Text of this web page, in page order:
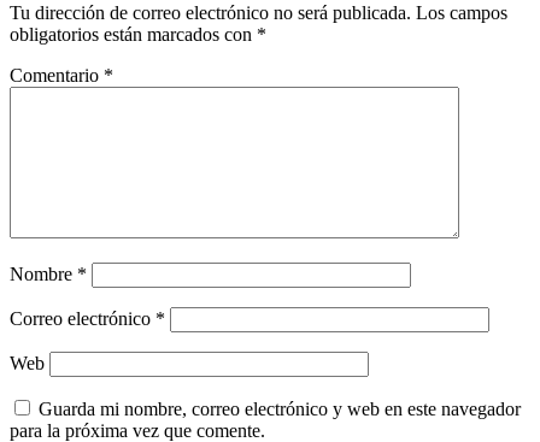
Tu dirección de correo electrónico no será publicada. Los campos
obligatorios están marcados con *
Comentario *
Nombre *
Correo electrónico *
Web
Guarda mi nombre, correo electrónico y web en este navegador
para la próxima vez que comente.